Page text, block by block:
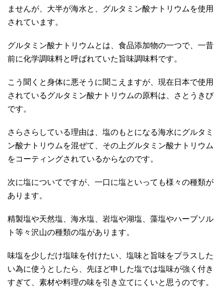
ませんが、大半が海水と、グルタミン酸ナトリウムを使用
されています。
グルタミン酸ナトリウムとは、食品添加物の一つで、一昔
前に化学調味料と呼ばれていた旨味調味料です。
こう聞くと身体に悪そうに聞こえますが、現在日本で使用
されているグルタミン酸ナトリウムの原料は、さとうきび
です。
さらさらしている理由は、塩のもとになる海水にグルタミ
ン酸ナトリウムを混ぜて、その上グルタミン酸ナトリウム
をコーティングされているからなのです。
次に塩についてですが、一口に塩といっても様々の種類が
あります。
精製塩や天然塩、海水塩、岩塩や湖塩、藻塩やハーブソル
ト等々沢山の種類の塩があります。
味塩を少しだけ塩味を付けたい、塩味と旨味をプラスした
い為に使うとしたら、先ほど申した塩では塩味が強く付き
すぎて、素材や料理の味を引き立てにくいと思うのです。